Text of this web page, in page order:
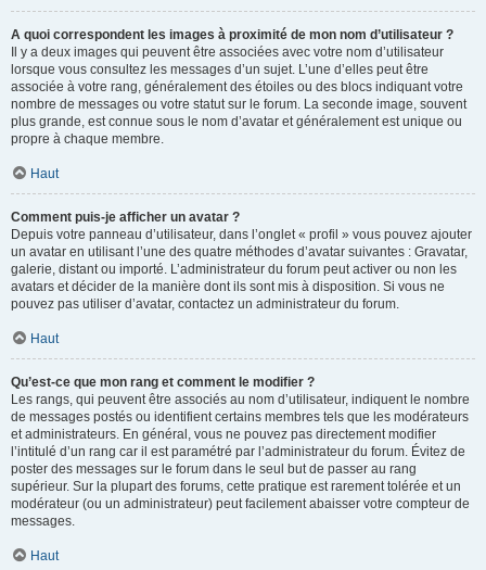
A quoi correspondent les images à proximité de mon nom d’utilisateur ?
Il y a deux images qui peuvent être associées avec votre nom d’utilisateur
lorsque vous consultez les messages d’un sujet. L’une d’elles peut être
associée à votre rang, généralement des étoiles ou des blocs indiquant votre
nombre de messages ou votre statut sur le forum. La seconde image, souvent
plus grande, est connue sous le nom d’avatar et généralement est unique ou
propre à chaque membre.
Haut
Comment puis-je afficher un avatar ?
Depuis votre panneau d’utilisateur, dans l’onglet « profil » vous pouvez ajouter
un avatar en utilisant l’une des quatre méthodes d’avatar suivantes : Gravatar,
galerie, distant ou importé. L’administrateur du forum peut activer ou non les
avatars et décider de la manière dont ils sont mis à disposition. Si vous ne
pouvez pas utiliser d’avatar, contactez un administrateur du forum.
Haut
Qu’est-ce que mon rang et comment le modifier ?
Les rangs, qui peuvent être associés au nom d’utilisateur, indiquent le nombre
de messages postés ou identifient certains membres tels que les modérateurs
et administrateurs. En général, vous ne pouvez pas directement modifier
l’intitulé d’un rang car il est paramétré par l’administrateur du forum. Évitez de
poster des messages sur le forum dans le seul but de passer au rang
supérieur. Sur la plupart des forums, cette pratique est rarement tolérée et un
modérateur (ou un administrateur) peut facilement abaisser votre compteur de
messages.
Haut